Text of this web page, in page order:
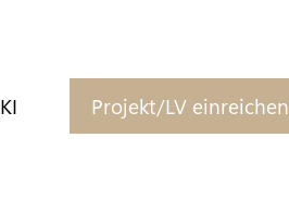
Projekt/LV einreichen